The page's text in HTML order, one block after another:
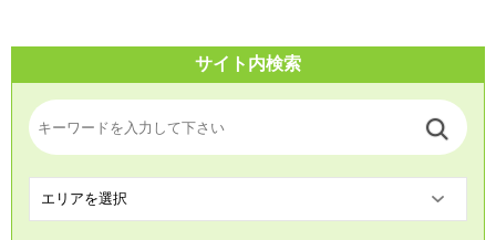
サイト内検索